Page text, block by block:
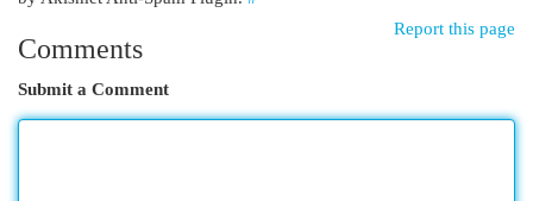
Report this page
Comments
Submit a Comment